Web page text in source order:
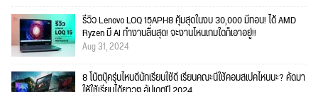
รีวิว Lenovo LOQ 15APH8 คุ้มสุดในงบ 30,000 มีทอน! ได้ AMD
Ryzen มี AI ทำงานลื่นสุด! จะงานไหนเกมใดก็เอาอยู่!!
Aug 31, 2024
8 โน๊ตบุ๊ครุ่นไหนดีนักเรียนใช้ดี เรียนคณะนี้ใช้คอมสเปคไหนนะ? คัดมา